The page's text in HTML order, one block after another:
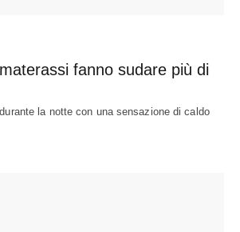
fanno sudare più di
la notte con una sensazione di caldo